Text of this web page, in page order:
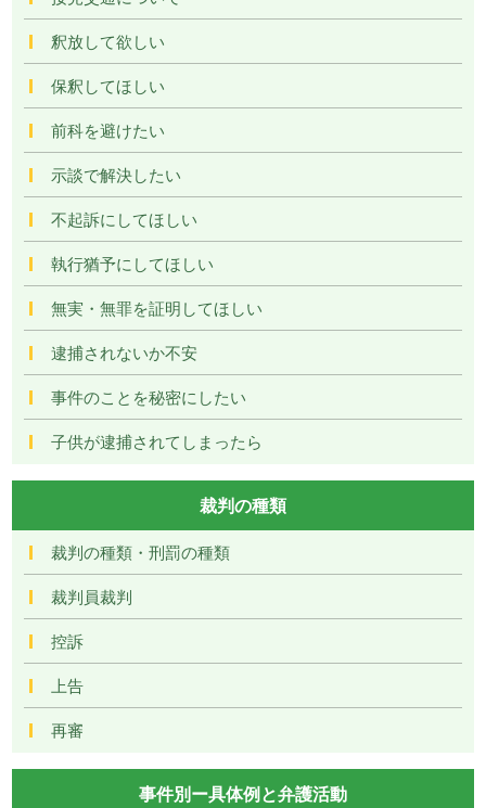
釈放して欲しい
保釈してほしい
前科を避けたい
示談で解決したい
不起訴にしてほしい
執行猶予にしてほしい
無実・無罪を証明してほしい
逮捕されないか不安
事件のことを秘密にしたい
子供が逮捕されてしまったら
裁判の種類
裁判の種類・刑罰の種類
裁判員裁判
控訴
上告
再審
事件別ー具体例と弁護活動